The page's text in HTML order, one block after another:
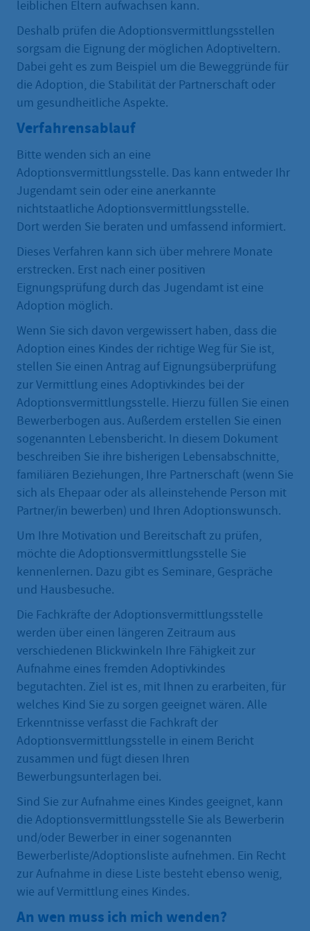
leiblichen Eltern aufwachsen kann.
Deshalb prüfen die Adoptionsvermittlungsstellen
sorgsam die Eignung der möglichen Adoptiveltern.
Dabei geht es zum Beispiel um die Beweggründe für
die Adoption, die Stabilität der Partnerschaft oder
um gesundheitliche Aspekte.
Verfahrensablauf
Bitte wenden sich an eine
Adoptionsvermittlungsstelle. Das kann entweder Ihr
Jugendamt sein oder eine anerkannte
nichtstaatliche Adoptionsvermittlungsstelle.
Dort werden Sie beraten und umfassend informiert.
Dieses Verfahren kann sich über mehrere Monate
erstrecken. Erst nach einer positiven
Eignungsprüfung durch das Jugendamt ist eine
Adoption möglich.
Wenn Sie sich davon vergewissert haben, dass die
Adoption eines Kindes der richtige Weg für Sie ist,
stellen Sie einen Antrag auf Eignungsüberprüfung
zur Vermittlung eines Adoptivkindes bei der
Adoptionsvermittlungsstelle. Hierzu füllen Sie einen
Bewerberbogen aus. Außerdem erstellen Sie einen
sogenannten Lebensbericht. In diesem Dokument
beschreiben Sie ihre bisherigen Lebensabschnitte,
familiären Beziehungen, Ihre Partnerschaft (wenn Sie
sich als Ehepaar oder als alleinstehende Person mit
Partner/in bewerben) und Ihren Adoptionswunsch.
Um Ihre Motivation und Bereitschaft zu prüfen,
möchte die Adoptionsvermittlungsstelle Sie
kennenlernen. Dazu gibt es Seminare, Gespräche
und Hausbesuche.
Die Fachkräfte der Adoptionsvermittlungsstelle
werden über einen längeren Zeitraum aus
verschiedenen Blickwinkeln Ihre Fähigkeit zur
Aufnahme eines fremden Adoptivkindes
begutachten. Ziel ist es, mit Ihnen zu erarbeiten, für
welches Kind Sie zu sorgen geeignet wären. Alle
Erkenntnisse verfasst die Fachkraft der
Adoptionsvermittlungsstelle in einem Bericht
zusammen und fügt diesen Ihren
Bewerbungsunterlagen bei.
Sind Sie zur Aufnahme eines Kindes geeignet, kann
die Adoptionsvermittlungsstelle Sie als Bewerberin
und/oder Bewerber in einer sogenannten
Bewerberliste/Adoptionsliste aufnehmen. Ein Recht
zur Aufnahme in diese Liste besteht ebenso wenig,
wie auf Vermittlung eines Kindes.
An wen muss ich mich wenden?